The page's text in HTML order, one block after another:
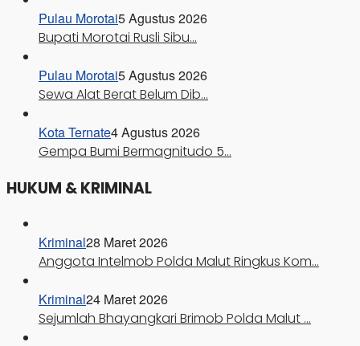
Pulau Morotai5 Agustus 2026
Bupati Morotai Rusli Sibu…
Pulau Morotai5 Agustus 2026
Sewa Alat Berat Belum Dib…
Kota Ternate4 Agustus 2026
Gempa Bumi Bermagnitudo 5…
HUKUM & KRIMINAL
Kriminal28 Maret 2026
Anggota Intelmob Polda Malut Ringkus Kom…
Kriminal24 Maret 2026
Sejumlah Bhayangkari Brimob Polda Malut …